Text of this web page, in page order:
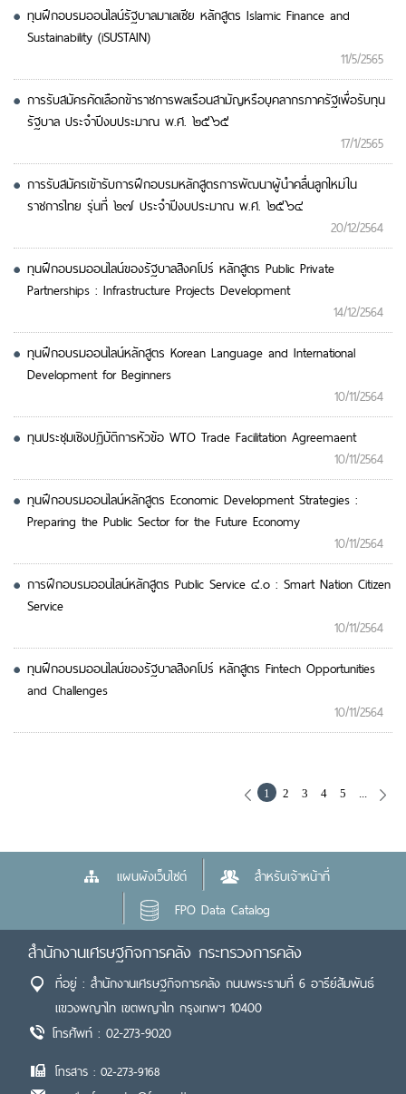
ทุนฝึกอบรมออนไลน์รัฐบาลมาเลเซีย หลักสูตร Islamic Finance and
Sustainability (iSUSTAIN)
11/5/2565
การรับสมัครคัดเลือกข้าราชการพลเรือนสามัญหรือบุคลากรภาครัฐเพื่อรับทุน
รัฐบาล ประจำปีงบประมาณ พ.ศ. ๒๕๖๕
17/1/2565
การรับสมัครเข้ารับการฝึกอบรมหลักสูตรการพัฒนาผู้นำคลื่นลูกใหม่ใน
ราชการไทย รุ่นที่ ๒๗ ประจำปีงบประมาณ พ.ศ. ๒๕๖๔
20/12/2564
ทุนฝึกอบรมออนไลน์ของรัฐบาลสิงคโปร์ หลักสูตร Public Private
Partnerships : Infrastructure Projects Development
14/12/2564
ทุนฝึกอบรมออนไลน์หลักสูตร Korean Language and International
Development for Beginners
10/11/2564
ทุนประชุมเชิงปฏิบัติการหัวข้อ WTO Trade Facilitation Agreemaent
10/11/2564
ทุนฝึกอบรมออนไลน์หลักสูตร Economic Development Strategies :
Preparing the Public Sector for the Future Economy
10/11/2564
การฝึกอบรมออนไลน์หลักสูตร Public Service ๔.๐ : Smart Nation Citizen
Service
10/11/2564
ทุนฝึกอบรมออนไลน์ของรัฐบาลสิงคโปร์ หลักสูตร Fintech Opportunities
and Challenges
10/11/2564
1 2 3 4 5 ...
แผนผังเว็บไซต์
สำหรับเจ้าหน้าที่
FPO Data Catalog
สำนักงานเศรษฐกิจการคลัง กระทรวงการคลัง
ที่อยู่ : สำนักงานเศรษฐกิจการคลัง ถนนพระรามที่ 6 อารีย์สัมพันธ์
แขวงพญาไท เขตพญาไท กรุงเทพฯ 10400
โทรศัพท์ : 02-273-9020
โทรสาร : 02-273-9168